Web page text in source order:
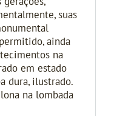
suas
ainda
na
em estado
dura, ilustrado.
na lombada